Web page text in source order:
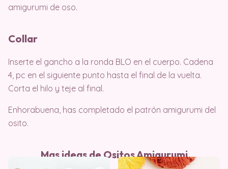
amigurumi de oso.
Collar
Inserte el gancho a la ronda BLO en el cuerpo. Cadena
4, pc en el siguiente punto hasta el final de la vuelta.
Corta el hilo y teje al final.
Enhorabuena, has completado el patrón amigurumi del
osito.
Mas ideas de Ositos Amigurumi